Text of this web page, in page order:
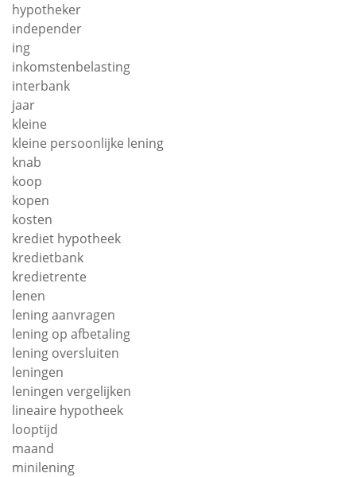
hypotheker
independer
ing
inkomstenbelasting
interbank
jaar
kleine
kleine persoonlijke lening
knab
koop
kopen
kosten
krediet hypotheek
kredietbank
kredietrente
lenen
lening aanvragen
lening op afbetaling
lening oversluiten
leningen
leningen vergelijken
lineaire hypotheek
looptijd
maand
minilening